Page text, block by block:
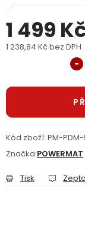
Reklamační
Obchodní
Podmínky
1 499
1 238,84 Kč bez DPH
Kód zboží: PM-
Značka:POWERMAT
Tisk